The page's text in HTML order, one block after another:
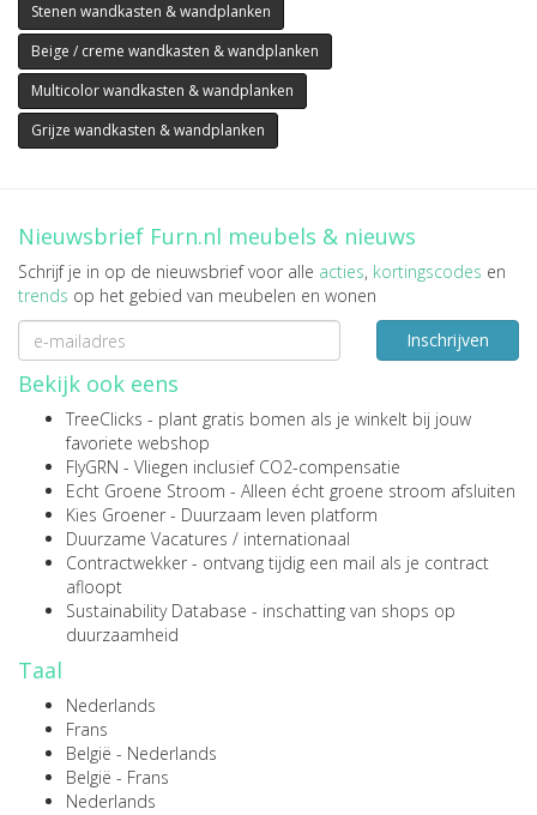
Stenen wandkasten & wandplanken
Beige / creme wandkasten & wandplanken
Multicolor wandkasten & wandplanken
Grijze wandkasten & wandplanken
Nieuwsbrief Furn.nl meubels & nieuws
Schrijf je in op de nieuwsbrief voor alle acties, kortingscodes en
trends op het gebied van meubelen en wonen
Inschrijven
Bekijk ook eens
TreeClicks - plant gratis bomen als je winkelt bij jouw
favoriete webshop
FlyGRN - Vliegen inclusief CO2-compensatie
Echt Groene Stroom - Alleen écht groene stroom afsluiten
Kies Groener - Duurzaam leven platform
Duurzame Vacatures / internationaal
Contractwekker - ontvang tijdig een mail als je contract
afloopt
Sustainability Database - inschatting van shops op
duurzaamheid
Taal
Nederlands
Frans
België - Nederlands
België - Frans
Nederlands